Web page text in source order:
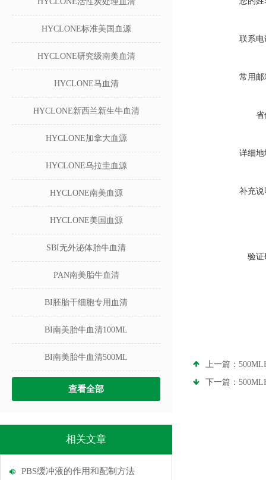
HYCLONE标准美国血源
HYCLONE研究级南美血清
HYCLONE马血清
HYCLONE新西兰新生牛血清
HYCLONE加拿大血源
HYCLONE乌拉圭血源
HYCLONE南美血源
HYCLONE美国血源
SBI无外泌体胎牛血清
PAN南美胎牛血清
BI胚胎干细胞专用血清
BI南美胎牛血清100ML
BI南美胎牛血清500ML
查看全部
相关文章
PBS缓冲液的作用和配制方法
联系电
常用邮
省
详细地
补充说
验证
上一篇：
下一篇：